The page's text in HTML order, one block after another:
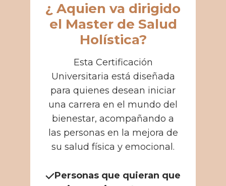
¿ Aquien va dirigido
el Master de Salud
Holística?
Esta Certificación
Universitaria está diseñada
para quienes desean iniciar
una carrera en el mundo del
bienestar, acompañando a
las personas en la mejora de
su salud física y emocional.
Personas que quieran que